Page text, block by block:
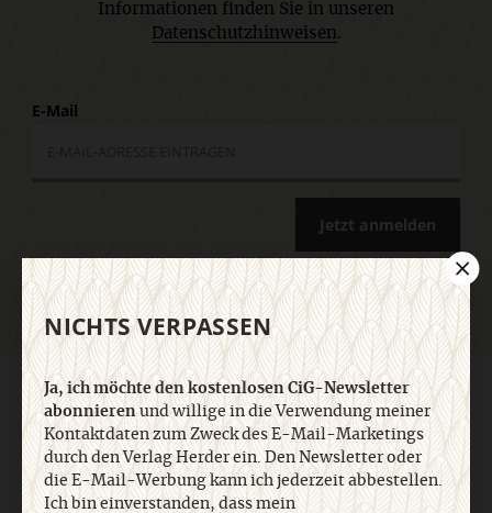
Informationen finden Sie in unseren
Datenschutzhinweisen.
E-Mail
Jetzt anmelden
AGB und Widerrufsbelehrung Datenschutz
Barrierefreiheit
Impressum
Vertrag widerrufen Abo online kündigen
NICHTS VERPASSEN
Ja, ich möchte den kostenlosen CiG-Newsletter
abonnierenund willige in die Verwendung meiner
Kontaktdaten zum Zweck des E-Mail-Marketings
durch den Verlag Herder ein. Den Newsletter oder
die E-Mail-Werbung kann ich jederzeit abbestellen.
Ich bin einverstanden, dass mein